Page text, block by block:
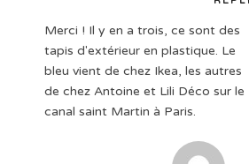
Merci ! Il y en a trois, ce sont des
tapis d'extérieur en plastique. Le
bleu vient de chez Ikea, les autres
de chez Antoine et Lili Déco sur le
canal saint Martin à Paris.